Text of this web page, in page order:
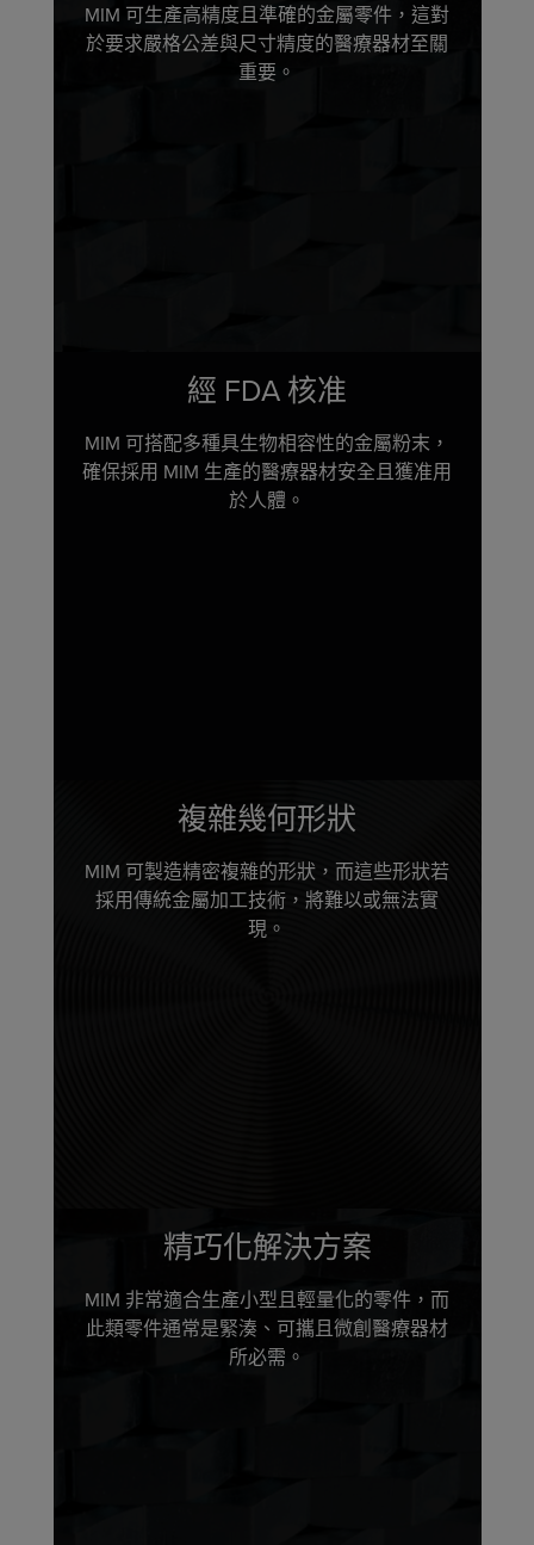
MIM 可生產高精度且準確的金屬零件，這對
於要求嚴格公差與尺寸精度的醫療器材至關
重要。
經 FDA 核准
MIM 可搭配多種具生物相容性的金屬粉末，
確保採用 MIM 生產的醫療器材安全且獲准用
於人體。
複雜幾何形狀
MIM 可製造精密複雜的形狀，而這些形狀若
採用傳統金屬加工技術，將難以或無法實
現。
精巧化解決方案
MIM 非常適合生產小型且輕量化的零件，而
此類零件通常是緊湊、可攜且微創醫療器材
所必需。